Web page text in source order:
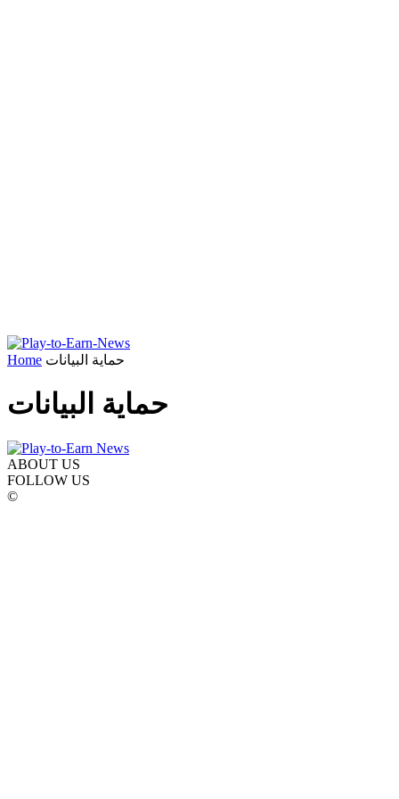
Home حماية البيانات
حماية البيانات
ABOUT US
FOLLOW US
©